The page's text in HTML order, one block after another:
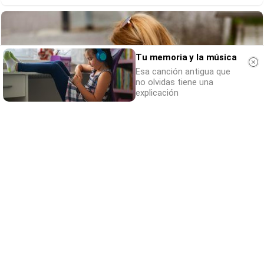
Tu memoria y la música
Esa canción antigua que
no olvidas tiene una
explicación